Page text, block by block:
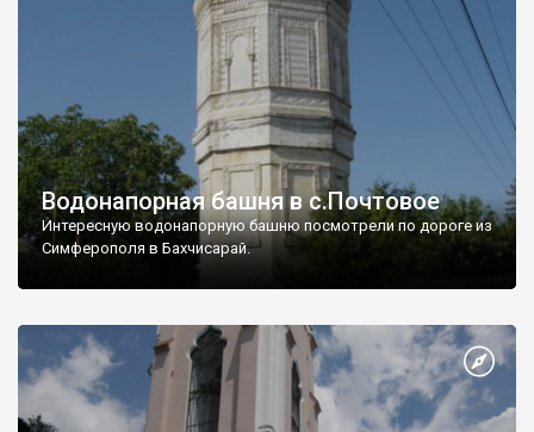
Водонапорная башня в с.Почтовое
Интересную водонапорную башню посмотрели по дороге из
Симферополя в Бахчисарай.